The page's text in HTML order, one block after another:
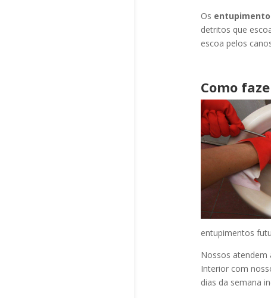
Os
detritos que
escoa pelos
Como
entupimentos
Nossos atendem
Interior com
dias da semana